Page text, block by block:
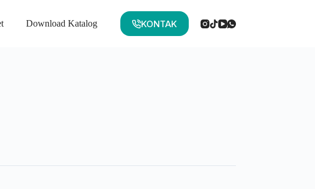
Download Katalog KONTAK